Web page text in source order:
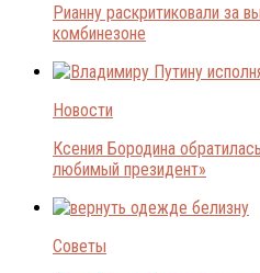
Рианну раскритиковали за
комбинезоне
Новости
Ксения Бородина
любимый президент»
Советы